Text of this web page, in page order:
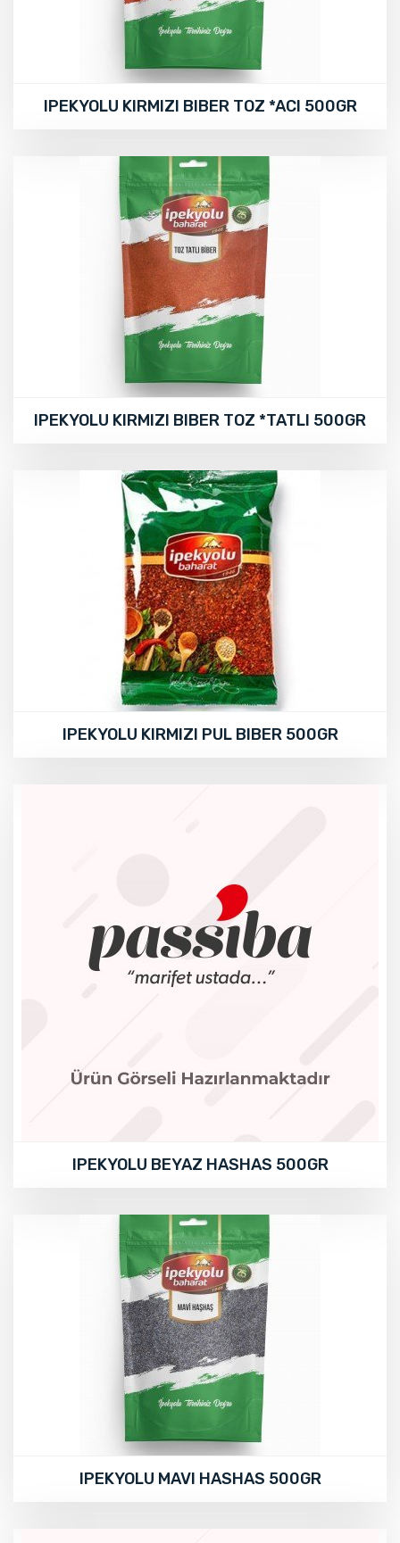
IPEKYOLU KIRMIZI BIBER TOZ *ACI 500GR
IPEKYOLU KIRMIZI BIBER TOZ *TATLI 500GR
IPEKYOLU KIRMIZI PUL BIBER 500GR
IPEKYOLU BEYAZ HASHAS 500GR
IPEKYOLU MAVI HASHAS 500GR